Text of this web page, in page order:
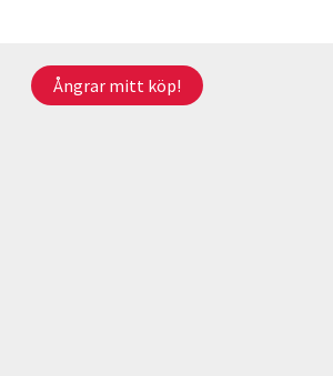
Ångrar mitt köp!